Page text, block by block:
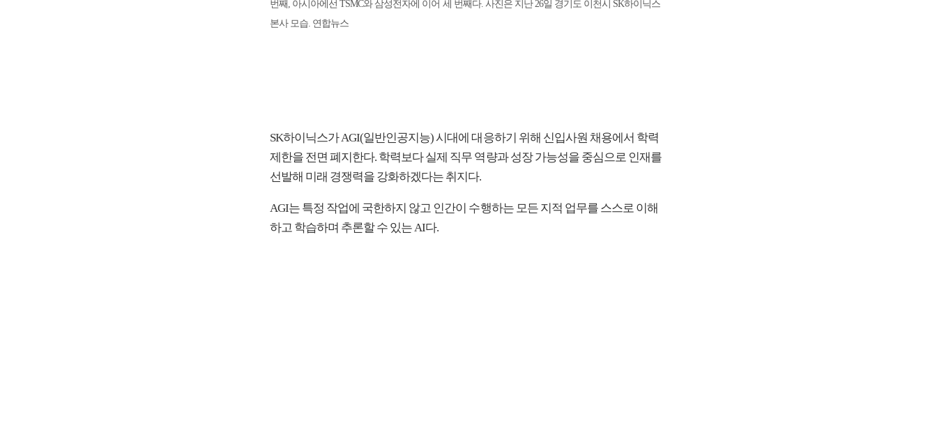
번째, 아시아에선 TSMC와 삼성전자에 이어 세 번째다. 사진은 지난 26일 경기도 이천시 SK하이닉스
본사 모습. 연합뉴스
SK하이닉스가 AGI(일반인공지능) 시대에 대응하기 위해 신입사원 채용에서 학력
제한을 전면 폐지한다. 학력보다 실제 직무 역량과 성장 가능성을 중심으로 인재를
선발해 미래 경쟁력을 강화하겠다는 취지다.
AGI는 특정 작업에 국한하지 않고 인간이 수행하는 모든 지적 업무를 스스로 이해
하고 학습하며 추론할 수 있는 AI다.